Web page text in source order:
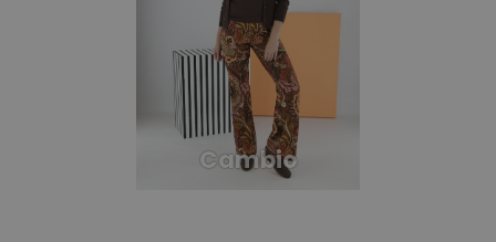
Cambio